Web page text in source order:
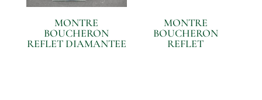
MONTRE
BOUCHERON
REFLET DIAMANTEE
MONTRE
BOUCHERON
REFLET